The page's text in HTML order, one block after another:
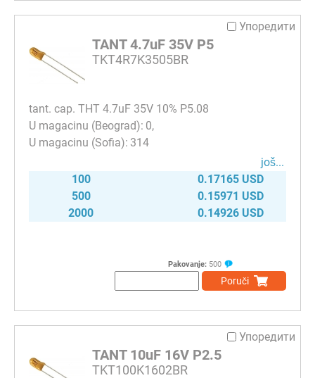
Упоредити
TANT 4.7uF 35V P5
TKT4R7K3505BR
tant. cap. THT 4.7uF 35V 10% P5.08
0
314
јоš...
100
0.17165 USD
500
0.15971 USD
2000
0.14926 USD
Pakovanje: 500
Poruči
Упоредити
TANT 10uF 16V P2.5
TKT100K1602BR